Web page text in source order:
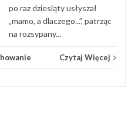
po raz dziesiąty usłyszał
„mamo, a dlaczego...”, patrząc
na rozsypany...
Czytaj Więcej